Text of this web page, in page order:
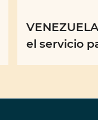
el servicio